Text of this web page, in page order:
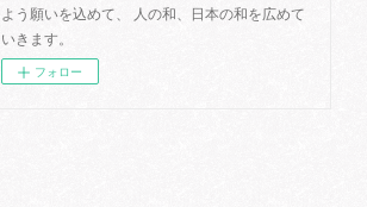
よう願いを込めて、 人の和、日本の和を広めて
いきます。
フォロー